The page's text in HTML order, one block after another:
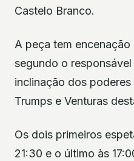
Castelo Branco.
A peça tem
segundo o responsável
inclinação dos
Trumps e Venturas
Os dois primeiros
21:30 e o último às